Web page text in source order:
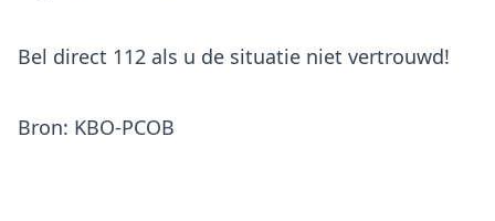
Bel direct 112 als u de situatie niet vertrouwd!
Bron: KBO-PCOB